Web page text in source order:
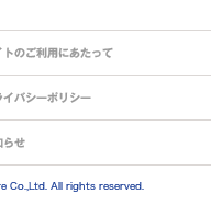
トのご利用にあたって
イバシーポリシー
らせ
Co.,Ltd. All rights reserved.